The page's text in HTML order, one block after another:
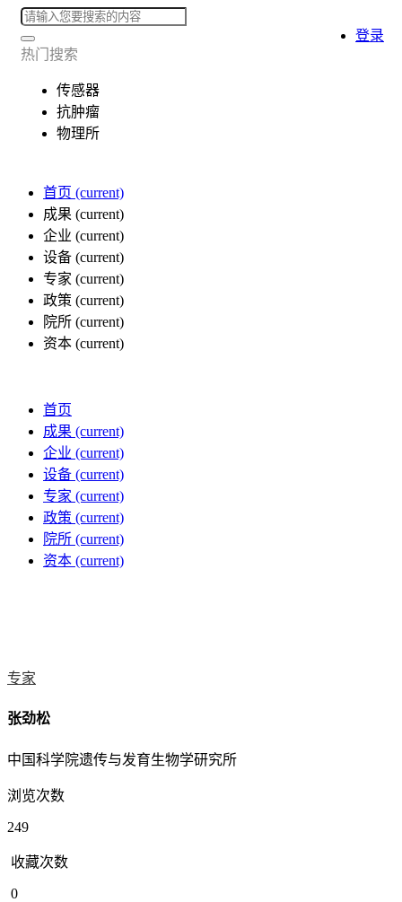
热门搜索
传感器
抗肿瘤
物理所
首页 (current)
成果 (current)
企业 (current)
设备 (current)
专家 (current)
政策 (current)
院所 (current)
资本 (current)
登录
首页
成果 (current)
企业 (current)
设备 (current)
专家 (current)
政策 (current)
院所 (current)
资本 (current)
专家
张劲松
中国科学院遗传与发育生物学研究所
浏览次数
249
收藏次数
0